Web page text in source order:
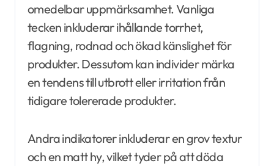
omedelbar uppmärksamhet. Vanliga
tecken inkluderar ihållande torrhet,
flagning, rodnad och ökad känslighet för
produkter. Dessutom kan individer märka
en tendens till utbrott eller irritation från
tidigare tolererade produkter.
Andra indikatorer inkluderar en grov textur
och en matt hy, vilket tyder på att döda